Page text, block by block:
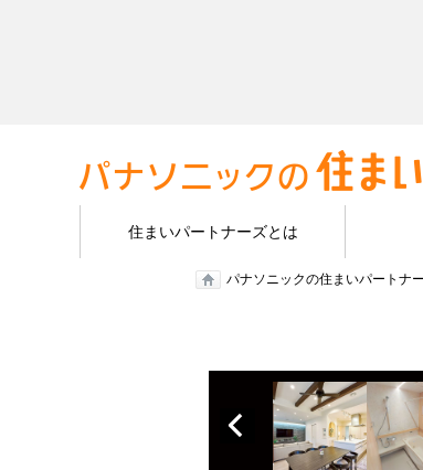
住まいパートナーズとは
パナソニックの住まいパートナ